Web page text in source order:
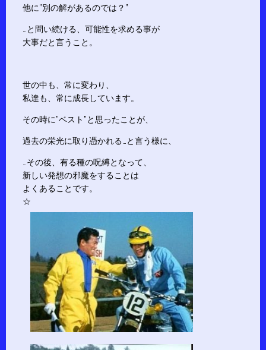
他に”別の解があるのでは？”
…と問い続ける、可能性を求める事が
大事だと言うこと。
世の中も、常に変わり、
私達も、常に成長しています。
その時に”ベスト”と思ったことが、
過去の栄光に取り憑かれる…と言う様に、
…その後、有る種の呪縛となって、
新しい発想の邪魔をすることは
よくあることです。
☆